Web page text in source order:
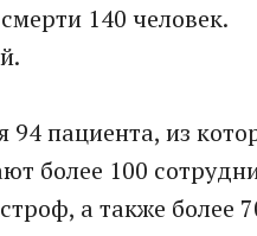
140 человек.
пациента, из
более 100
а также более